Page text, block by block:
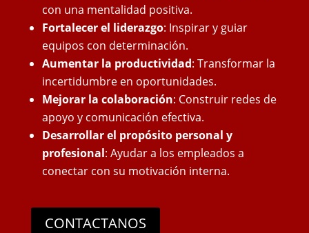
con una mentalidad positiva.
Fortalecer el liderazgo: Inspirar y guiar
equipos con determinación.
Aumentar la productividad: Transformar la
incertidumbre en oportunidades.
Mejorar la colaboración: Construir redes de
apoyo y comunicación efectiva.
Desarrollar el propósito personal y
profesional: Ayudar a los empleados a
conectar con su motivación interna.
CONTACTANOS